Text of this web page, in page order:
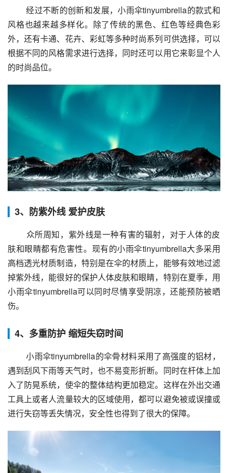
经过不断的创新和发展，小雨伞tinyumbrella的款式和
风格也越来越多样化。除了传统的黑色、红色等经典色彩
外，还有卡通、花卉、彩虹等多种时尚系列可供选择，可以
根据不同的风格需求进行选择，同时还可以用它来彰显个人
的时尚品位。
3、防紫外线 爱护皮肤
肤和眼睛都有危害性。现有的小雨伞tinyumbrella大多采用
高档透光材质制造，特别是在伞的材质上，能够有效地过滤
掉紫外线，能很好的保护人体皮肤和眼睛，特别在夏季，用
小雨伞tinyumbrella可以同时尽情享受阴凉，还能预防被晒
伤。
4、多重防护 缩短失窃时间
小雨伞tinyumbrella的伞骨材料采用了高强度的铝材，
遇到刮风下雨等天气时，也不易变形折断。同时在杆体上加
入了防晃系统，使伞的整体结构更加稳定。这样在外出交通
工具上或者人流量较大的区域使用，都可以避免被或误撞或
进行失窃等丢失情况，安全性也得到了很大的保障。